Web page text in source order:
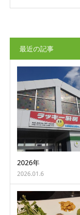
最近の記事
2026年
2026.01.6